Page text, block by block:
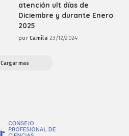
atención ult días de
Diciembre y durante Enero
2025
Posted
por Camila 23/12/2024
Cargar mas